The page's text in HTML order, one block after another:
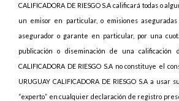
CALIFICADORA DE RIESGO S.A calificará todas o
un emisor en particular, o emisiones
asegurador o garante en particular, por una
publicación o diseminación de una calificación
CALIFICADORA DE RIESGO S.A no constituye el
URUGUAY CALIFICADORA DE RIESGO S.A a usar
“experto” en cualquier declaración de registro